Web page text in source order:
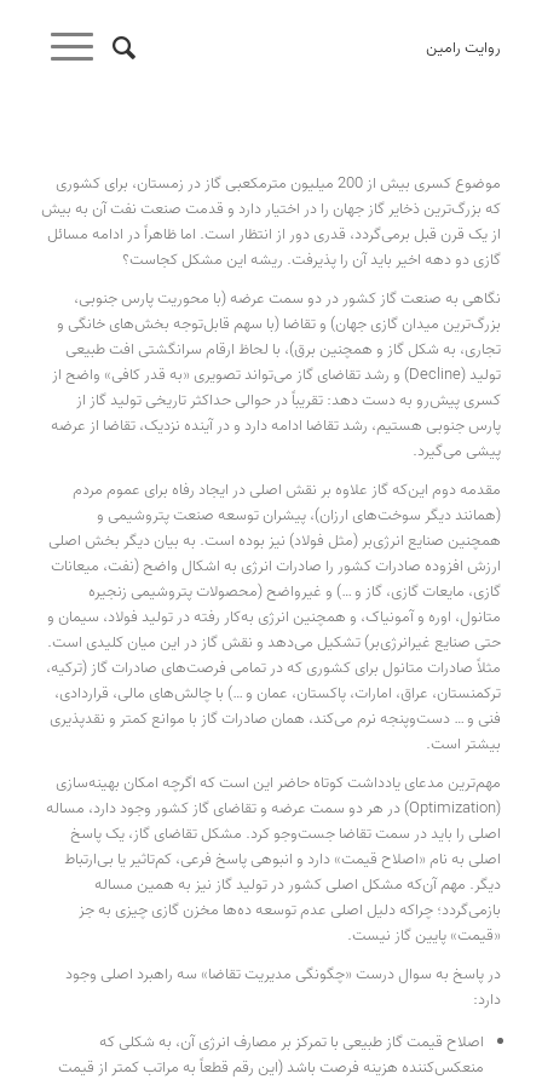
روایت رامین
موضوع کسری بیش از 200 میلیون مترمکعبی گاز در زمستان، برای کشوری
که بزرگ‌ترین ذخایر گاز جهان را در اختیار دارد و قدمت صنعت نفت آن به بیش
از یک قرن قبل برمی‌گردد، قدری دور از انتظار است. اما ظاهراً در ادامه مسائل
گازی دو دهه اخیر باید آن را پذیرفت. ریشه این مشکل کجاست؟
نگاهی به صنعت گاز کشور در دو سمت عرضه (با محوریت پارس جنوبی،
بزرگ‌ترین میدان گازی جهان) و تقاضا (با سهم قابل‌توجه بخش‌های خانگی و
تجاری، به شکل گاز و همچنین برق)، با لحاظ ارقام سرانگشتی افت طبیعی
تولید (Decline) و رشد تقاضای گاز می‌تواند تصویری «به قدر کافی» واضح از
کسری پیش‌رو به دست دهد: تقریباً در حوالی حداکثر تاریخی تولید گاز از
پارس جنوبی هستیم، رشد تقاضا ادامه دارد و در آینده نزدیک، تقاضا از عرضه
پیشی می‌گیرد.
مقدمه دوم این‌که گاز علاوه بر نقش اصلی در ایجاد رفاه برای عموم مردم
(همانند دیگر سوخت‌های ارزان)، پیشران توسعه صنعت پتروشیمی و
همچنین صنایع انرژی‌بر (مثل فولاد) نیز بوده است. به بیان دیگر بخش اصلی
ارزش افزوده صادرات کشور را صادرات انرژی به اشکال واضح (نفت، میعانات
گازی، مایعات گازی، گاز و …) و غیرواضح (محصولات پتروشیمی زنجیره
متانول، اوره و آمونیاک، و همچنین انرژی به‌کار رفته در تولید فولاد، سیمان و
حتی صنایع غیرانرژی‌بر) تشکیل می‌دهد و نقش گاز در این میان کلیدی است.
مثلاً صادرات متانول برای کشوری که در تمامی فرصت‌های صادرات گاز (ترکیه،
ترکمنستان، عراق، امارات، پاکستان، عمان و …) با چالش‌های مالی، قراردادی،
فنی و … دست‌وپنجه نرم می‌کند، همان صادرات گاز با موانع کمتر و نقدپذیری
بیشتر است.
مهم‌ترین مدعای یادداشت کوتاه حاضر این است که اگرچه امکان بهینه‌سازی
(Optimization) در هر دو سمت عرضه و تقاضای گاز کشور وجود دارد، مساله
اصلی را باید در سمت تقاضا جست‌وجو کرد. مشکل تقاضای گاز، یک پاسخ
اصلی به نام «اصلاح قیمت» دارد و انبوهی پاسخ فرعی، کم‌تاثیر یا بی‌ارتباط
دیگر. مهم آن‌که مشکل اصلی کشور در تولید گاز نیز به همین مساله
بازمی‌گردد؛ چراکه دلیل اصلی عدم توسعه ده‌ها مخزن گازی چیزی به جز
«قیمت» پایین گاز نیست.
در پاسخ به سوال درست «چگونگی مدیریت تقاضا» سه راهبرد اصلی وجود
دارد:
اصلاح قیمت گاز طبیعی با تمرکز بر مصارف انرژی آن، به شکلی که
منعکس‌کننده هزینه فرصت باشد (این رقم قطعاً به مراتب کمتر از قیمت